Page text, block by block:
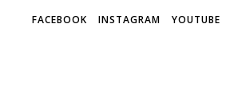
FACEBOOK INSTAGRAM YOUTUBE